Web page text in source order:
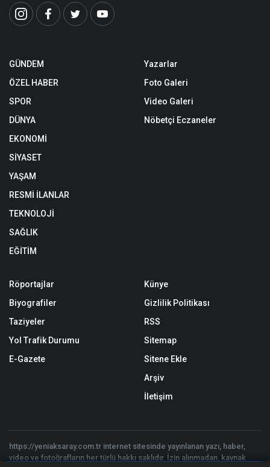
GÜNDEM
ÖZEL HABER
SPOR
DÜNYA
EKONOMİ
SİYASET
YAŞAM
RESMİ İLANLAR
TEKNOLOJİ
SAĞLIK
EĞİTİM
Yazarlar
Foto Galeri
Video Galeri
Nöbetçi Eczaneler
Röportajlar
Biyografiler
Taziyeler
Yol Trafik Durumu
E-Gazete
Künye
Gizlilik Politikası
RSS
Sitemap
Sitene Ekle
Arşiv
İletişim
https://yeniaksaray.com.tr internet sitesinde yayınlanan yazı, haber,
video ve fotoğrafların her türlü hakkı saklıdır. İzin alınmadan, kaynak